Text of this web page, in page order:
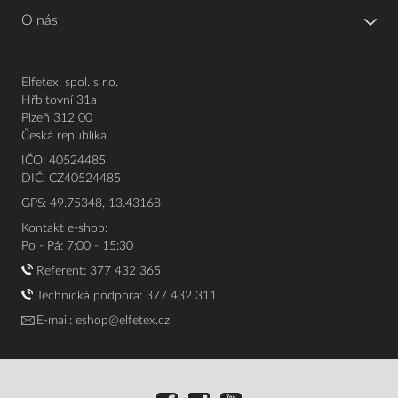
O nás
Elfetex, spol. s r.o.
Hřbitovní 31a
Plzeň 312 00
Česká republika
IČO: 40524485
DIČ: CZ40524485
GPS: 49.75348, 13.43168
Kontakt e-shop:
Po - Pá: 7:00 - 15:30
Referent: 377 432 365
Technická podpora: 377 432 311
E-mail: eshop@elfetex.cz